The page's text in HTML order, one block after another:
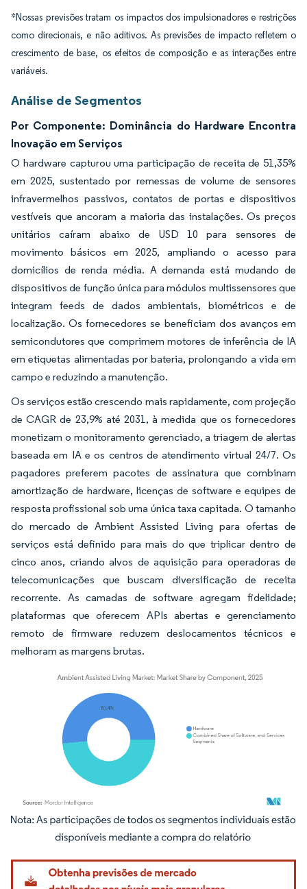
*Nossas previsões tratam os impactos dos impulsionadores e restrições
como direcionais, e não aditivos. As previsões de impacto refletem o
crescimento de base, os efeitos de composição e as interações entre
variáveis.
Análise de Segmentos
Por Componente: Dominância do Hardware Encontra
Inovação em Serviços
O hardware capturou uma participação de receita de 51,35%
em 2025, sustentado por remessas de volume de sensores
infravermelhos passivos, contatos de portas e dispositivos
vestíveis que ancoram a maioria das instalações. Os preços
unitários caíram abaixo de USD 10 para sensores de
movimento básicos em 2025, ampliando o acesso para
domicílios de renda média. A demanda está mudando de
dispositivos de função única para módulos multissensores que
integram feeds de dados ambientais, biométricos e de
localização. Os fornecedores se beneficiam dos avanços em
semicondutores que comprimem motores de inferência de IA
em etiquetas alimentadas por bateria, prolongando a vida em
campo e reduzindo a manutenção.
Os serviços estão crescendo mais rapidamente, com projeção
de CAGR de 23,9% até 2031, à medida que os fornecedores
monetizam o monitoramento gerenciado, a triagem de alertas
baseada em IA e os centros de atendimento virtual 24/7. Os
pagadores preferem pacotes de assinatura que combinam
amortização de hardware, licenças de software e equipes de
resposta profissional sob uma única taxa capitada. O tamanho
do mercado de Ambient Assisted Living para ofertas de
serviços está definido para mais do que triplicar dentro de
cinco anos, criando alvos de aquisição para operadoras de
telecomunicações que buscam diversificação de receita
recorrente. As camadas de software agregam fidelidade;
plataformas que oferecem APIs abertas e gerenciamento
remoto de firmware reduzem deslocamentos técnicos e
melhoram as margens brutas.
Imagem © Mordor Intelligence. O reuso requer atribuição conforme CC BY 4.0.